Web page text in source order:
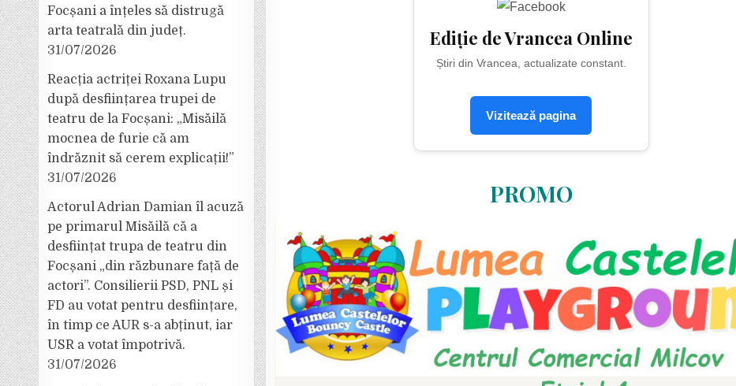
Ediție de Vrancea Online
Știri din Vrancea, actualizate constant.
Vizitează pagina
PROMO
Focșani a înțeles să distrugă
arta teatrală din județ.
31/07/2026
Reacția actriței Roxana Lupu
după desființarea trupei de
teatru de la Focșani: „Misăilă
mocnea de furie că am
îndrăznit să cerem explicații!”
31/07/2026
Actorul Adrian Damian îl acuză
pe primarul Misăilă că a
desființat trupa de teatru din
Focșani „din răzbunare față de
actori”. Consilierii PSD, PNL și
FD au votat pentru desființare,
în timp ce AUR s-a abținut, iar
USR a votat împotrivă.
31/07/2026